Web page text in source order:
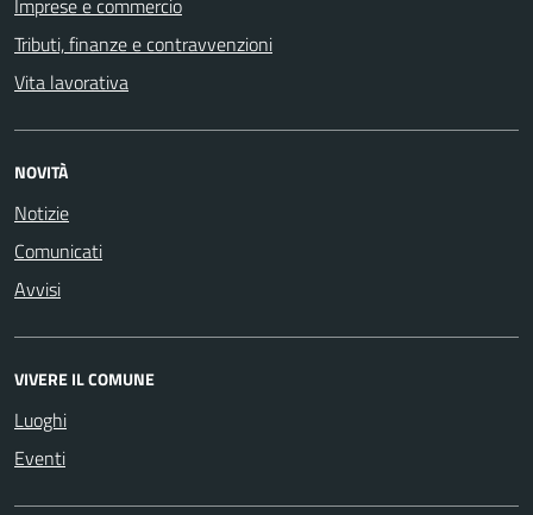
Tributi, finanze e contravvenzioni
Vita lavorativa
NOVITÀ
Notizie
Comunicati
Avvisi
VIVERE IL COMUNE
Luoghi
Eventi